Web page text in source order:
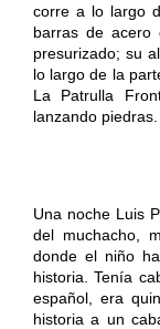
corre a lo largo
barras de acero
presurizado; su
lo largo de la
La Patrulla
lanzando piedras.
Una noche Luis
del muchacho,
donde el niño
historia. Tenía
español, era
historia a un